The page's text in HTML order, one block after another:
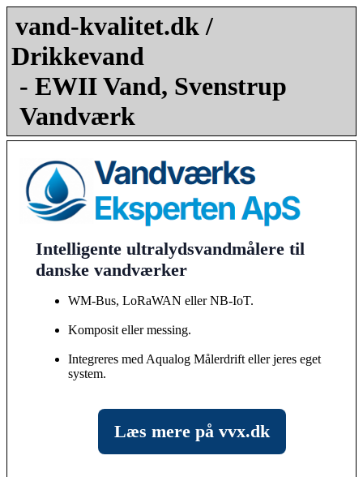
vand-kvalitet.dk /
Drikkevand
- EWII Vand, Svenstrup
Vandværk
Intelligente ultralydsvandmålere til
danske vandværker
WM-Bus, LoRaWAN eller NB-IoT.
Komposit eller messing.
Integreres med Aqualog Målerdrift eller jeres eget
system.
Læs mere på vvx.dk